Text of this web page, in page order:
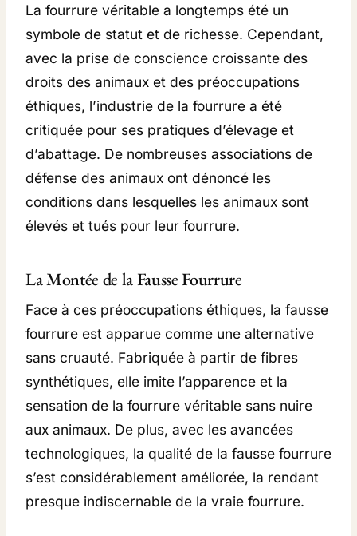
E
N
F
A
U
S
S
E
F
O
R
D
T
La fourrure véritable a longtemps été un
symbole de statut et de richesse. Cependant,
avec la prise de conscience croissante des
droits des animaux et des préoccupations
éthiques, l’industrie de la fourrure a été
critiquée pour ses pratiques d’élevage et
d’abattage. De nombreuses associations de
défense des animaux ont dénoncé les
conditions dans lesquelles les animaux sont
élevés et tués pour leur fourrure.
La Montée de la Fausse Fourrure
Face à ces préoccupations éthiques, la fausse
fourrure est apparue comme une alternative
sans cruauté. Fabriquée à partir de fibres
synthétiques, elle imite l’apparence et la
sensation de la fourrure véritable sans nuire
aux animaux. De plus, avec les avancées
technologiques, la qualité de la fausse fourrure
s’est considérablement améliorée, la rendant
presque indiscernable de la vraie fourrure.